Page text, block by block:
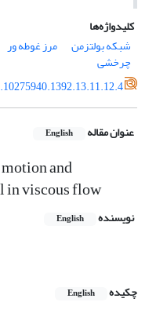
کلیدواژه‌ها
شبکه بولتزمن
مرز غوطه ور
چرخشی
عنوان مقاله English
and
in viscous flow
نویسنده English
چکیده
English